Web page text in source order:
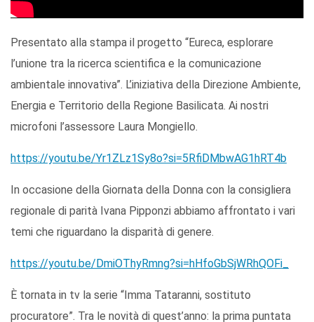
Presentato alla stampa il progetto “Eureca, esplorare
l’unione tra la ricerca scientifica e la comunicazione
ambientale innovativa”. L’iniziativa della Direzione Ambiente,
Energia e Territorio della Regione Basilicata. Ai nostri
microfoni l’assessore Laura Mongiello.
https://youtu.be/Yr1ZLz1Sy8o?si=5RfiDMbwAG1hRT4b
In occasione della Giornata della Donna con la consigliera
regionale di parità Ivana Pipponzi abbiamo affrontato i vari
temi che riguardano la disparità di genere.
https://youtu.be/DmiOThyRmng?si=hHfoGbSjWRhQOFi_
È tornata in tv la serie “Imma Tataranni, sostituto
procuratore”. Tra le novità di quest’anno: la prima puntata